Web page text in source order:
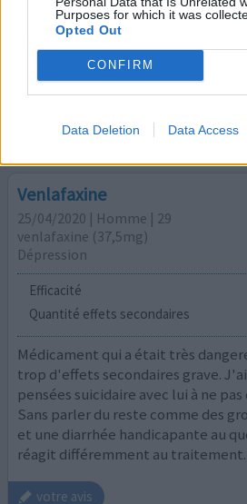
Purposes for which it was
Opted Out
CONFIRM
Data Deletion Data Access
diagnostic du trouble maniaco
lithium suffisait je l'ai arrêté net.
sevrage qui est assez violent.
pendant une semaine, très
votre avis
Venlafaxine
25/04/2020 | Homme | 29
venlafaxine (37,5mg)
Dépression
Efficacité
Quantité effets secondaires
Médicament qui a était très
trop d'effets secondaires grave.
pensées suicidaire avec lui à ne
Sans parler du reste comme des
et une diarrhée handicapante au
réagit différemment au traitement.
votre avis